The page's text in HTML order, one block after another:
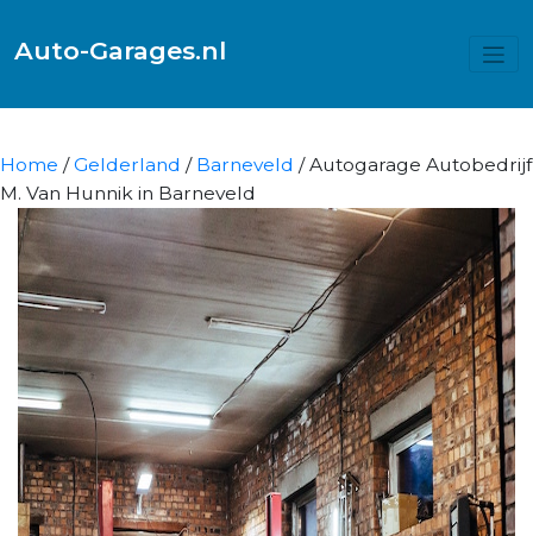
Auto-Garages.nl
Home /Gelderland / Barneveld / Autogarage Autobedrijf
M. Van Hunnik in Barneveld